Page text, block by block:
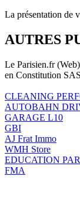
La présentation de
AUTRES
Le Parisien.fr (Web)
en Constitution SAS
CLEANING
AUTOBAHN
GARAGE L10
GBI
AJ Frat Immo
WMH Store
EDUCATION
FMA